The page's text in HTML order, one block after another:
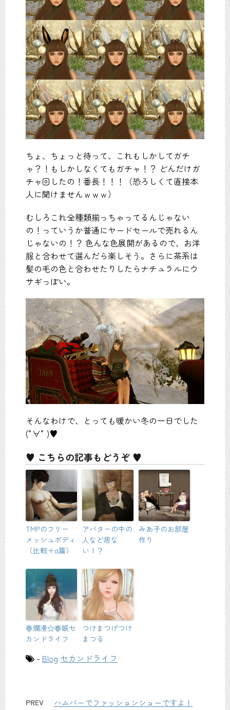
ちょ、ちょっと待って、これもしかしてガチ
ャ？！もしかしなくてもガチャ！？ どんだけガ
チャ回したの！番長！！！（恐ろしくて直接本
人に聞けませんｗｗｗ）
むしろこれ全種類揃っちゃってるんじゃない
の！っていうか普通にヤードセールで売れるん
じゃないの！？ 色んな色展開があるので、お洋
服と合わせて選んだら楽しそう。さらに茶系は
髪の毛の色と合わせたりしたらナチュラルにウ
サギっぽい。
そんなわけで、とっても暖かい冬の一日でした
(°∀° )♥
♥ こちらの記事もどうぞ ♥
TMPのフリー
メッシュボディ
（比較＋α篇）
アバターの中の
人など居な
い！？
みあ子のお部屋
作り
春爛漫☆春眠セ
カンドライフ
つけまつげつけ
まつる
- Blog セカンドライフ
PREV ハムバーでファッションショーですよ！